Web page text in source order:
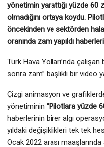
yönetimin yarattığı yüzde 60
olmadığını ortaya koydu.
öncekinden ve sektörden
oranında zam yapıldı
Türk Hava Yolları’nda
sonra zam” başlıklı bir video
Çizgi animasyon ve
yönetiminin “Pilotlara yüzde
haberlerinin birer algı
yıldaki değişiklikleri tek tek
Ocak 2022 arası maaşlarında